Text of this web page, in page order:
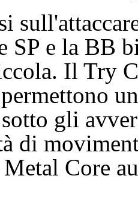
SP e la BB
Il Try
gli
di
Core